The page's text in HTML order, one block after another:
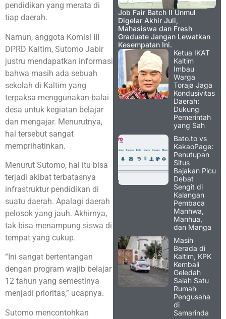
pendidikan yang merata di
tiap daerah.
Namun, anggota Komisi III
DPRD Kaltim, Sutomo Jabir
justru mendapatkan informasi
bahwa masih ada sebuah
sekolah di Kaltim yang
terpaksa menggunakan balai
desa untuk kegiatan belajar
dan mengajar. Menurutnya,
hal tersebut sangat
memprihatinkan.
Menurut Sutomo, hal itu bisa
terjadi akibat terbatasnya
infrastruktur pendidikan di
suatu daerah. Apalagi daerah
pelosok yang jauh. Akhirnya,
tak bisa menampung siswa di
tempat yang cukup.
“Ini sangat bertentangan
dengan program wajib belajar
12 tahun yang semestinya
menjadi prioritas,” ucapnya.
Sutomo mencontohkan
Job Fair Batch II Unmul
Digelar Akhir Juli,
Mahasiswa dan Fresh
Graduate Jangan Lewatkan
Kesempatan Ini.
Ketua IKAT
Kaltim
Imbau
Warga
Toraja Jaga
Kondusivitas
Daerah:
Dukung
Pemerintah
yang Sah
Bato.to vs
KakaoPage:
Penutupan
Situs
Bajakan Picu
Debat
Sengit di
Kalangan
Pembaca
Manhwa,
Manhua,
dan Manga
Masih
Berada di
Kaltim, KPK
Kembali
Geledah
Salah Satu
Rumah
Pengusaha
di
Samarinda